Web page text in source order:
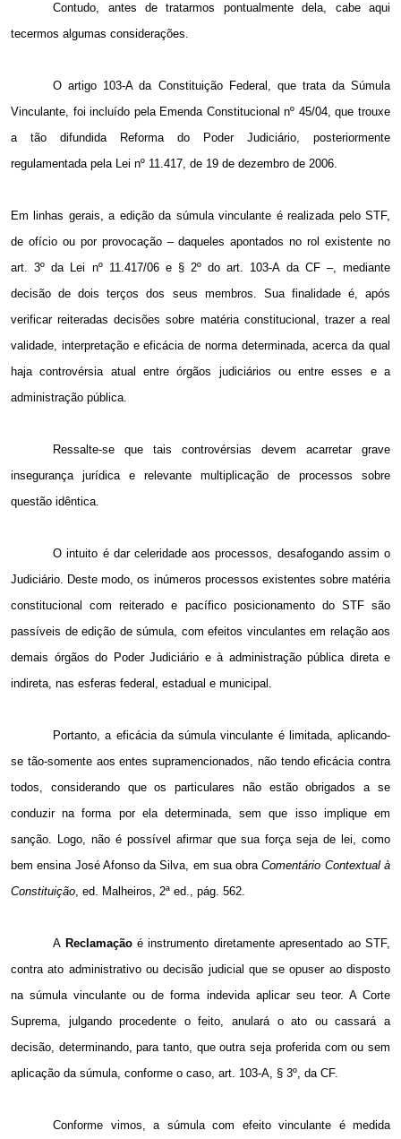
Contudo, antes de tratarmos pontualmente dela, cabe aqui
tecermos algumas considerações.
O artigo 103-A da Constituição Federal, que trata da Súmula
Vinculante, foi incluído pela Emenda Constitucional nº 45/04, que trouxe
a tão difundida Reforma do Poder Judiciário, posteriormente
regulamentada pela Lei nº 11.417, de 19 de dezembro de 2006.
Em linhas gerais, a edição da súmula vinculante é realizada pelo STF,
de ofício ou por provocação – daqueles apontados no rol existente no
art. 3º da Lei nº 11.417/06 e § 2º do art. 103-A da CF –, mediante
decisão de dois terços dos seus membros. Sua finalidade é, após
verificar reiteradas decisões sobre matéria constitucional, trazer a real
validade, interpretação e eficácia de norma determinada, acerca da qual
haja controvérsia atual entre órgãos judiciários ou entre esses e a
administração pública.
Ressalte-se que tais controvérsias devem acarretar grave
insegurança jurídica e relevante multiplicação de processos sobre
questão idêntica.
O intuito é dar celeridade aos processos, desafogando assim o
Judiciário. Deste modo, os inúmeros processos existentes sobre matéria
constitucional com reiterado e pacífico posicionamento do STF são
passíveis de edição de súmula, com efeitos vinculantes em relação aos
demais órgãos do Poder Judiciário e à administração pública direta e
indireta, nas esferas federal, estadual e municipal.
Portanto, a eficácia da súmula vinculante é limitada, aplicando-
se tão-somente aos entes supramencionados, não tendo eficácia contra
todos, considerando que os particulares não estão obrigados a se
conduzir na forma por ela determinada, sem que isso impliqueem
sanção. Logo, não é possível afirmar que sua força seja de lei, como
bem ensina José Afonso da Silva, em sua obraComentário Contextualà
Constituição, ed. Malheiros, 2ª ed., pág. 562.
A Reclamaçãoé instrumento diretamente apresentado ao STF,
contra ato administrativo ou decisão judicial que se opuser ao disposto
na súmula vinculante ou de forma indevida aplicar seu teor. A Corte
Suprema, julgando procedente o feito, anulará o ato ou cassará a
decisão, determinando, para tanto, que outra seja proferida com ou sem
aplicação da súmula, conforme o caso, art. 103-A, § 3º, da CF.
Conforme vimos, a súmula com efeito vinculante é medida